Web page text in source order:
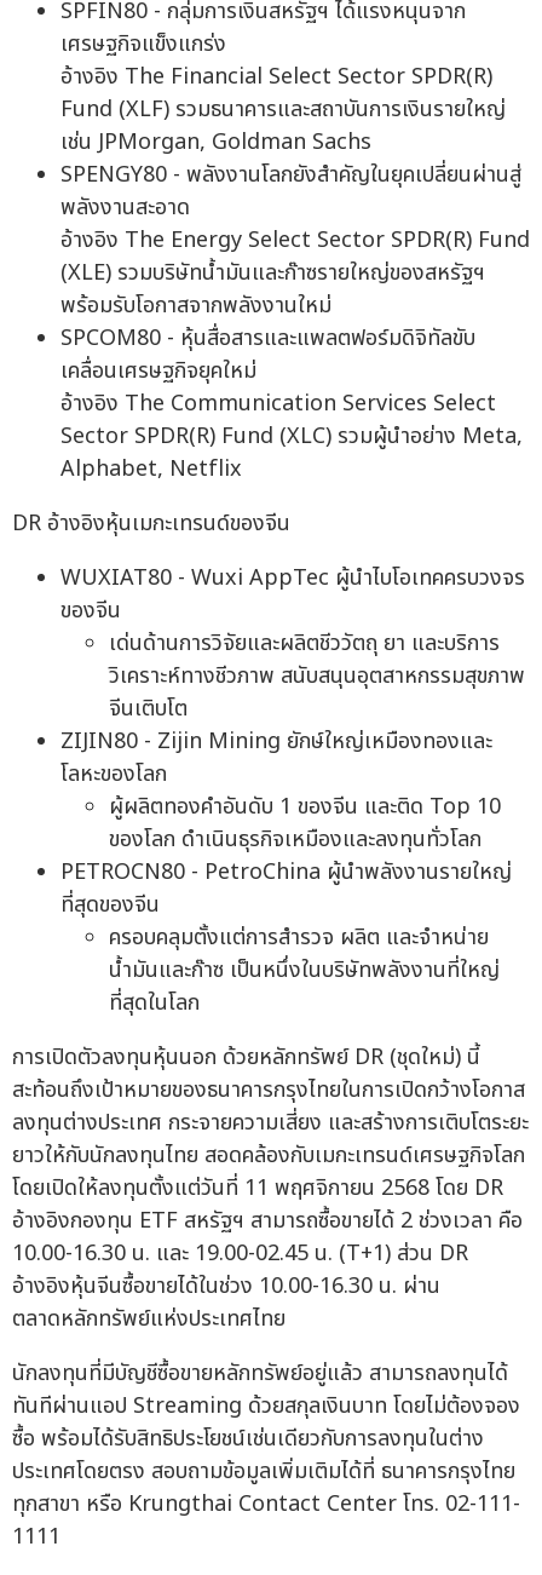
SPFIN80 - กลุ่มการเงินสหรัฐฯ ได้แรงหนุนจาก
เศรษฐกิจแข็งแกร่ง
อ้างอิง The Financial Select Sector SPDR(R)
Fund (XLF) รวมธนาคารและสถาบันการเงินรายใหญ่
เช่น JPMorgan, Goldman Sachs
SPENGY80 - พลังงานโลกยังสำคัญในยุคเปลี่ยนผ่านสู่
พลังงานสะอาด
อ้างอิง The Energy Select Sector SPDR(R) Fund
(XLE) รวมบริษัทน้ำมันและก๊าซรายใหญ่ของสหรัฐฯ
พร้อมรับโอกาสจากพลังงานใหม่
SPCOM80 - หุ้นสื่อสารและแพลตฟอร์มดิจิทัลขับ
เคลื่อนเศรษฐกิจยุคใหม่
อ้างอิง The Communication Services Select
Sector SPDR(R) Fund (XLC) รวมผู้นำอย่าง Meta,
Alphabet, Netflix
DR อ้างอิงหุ้นเมกะเทรนด์ของจีน
WUXIAT80 - Wuxi AppTec ผู้นำไบโอเทคครบวงจร
ของจีน
เด่นด้านการวิจัยและผลิตชีววัตถุ ยา และบริการ
วิเคราะห์ทางชีวภาพ สนับสนุนอุตสาหกรรมสุขภาพ
จีนเติบโต
ZIJIN80 - Zijin Mining ยักษ์ใหญ่เหมืองทองและ
โลหะของโลก
ผู้ผลิตทองคำอันดับ 1 ของจีน และติด Top 10
ของโลก ดำเนินธุรกิจเหมืองและลงทุนทั่วโลก
PETROCN80 - PetroChina ผู้นำพลังงานรายใหญ่
ที่สุดของจีน
ครอบคลุมตั้งแต่การสำรวจ ผลิต และจำหน่าย
น้ำมันและก๊าซ เป็นหนึ่งในบริษัทพลังงานที่ใหญ่
ที่สุดในโลก
การเปิดตัวลงทุนหุ้นนอก ด้วยหลักทรัพย์ DR (ชุดใหม่) นี้
สะท้อนถึงเป้าหมายของธนาคารกรุงไทยในการเปิดกว้างโอกาส
ลงทุนต่างประเทศ กระจายความเสี่ยง และสร้างการเติบโตระยะ
ยาวให้กับนักลงทุนไทย สอดคล้องกับเมกะเทรนด์เศรษฐกิจโลก
โดยเปิดให้ลงทุนตั้งแต่วันที่ 11 พฤศจิกายน 2568 โดย DR
อ้างอิงกองทุน ETF สหรัฐฯ สามารถซื้อขายได้ 2 ช่วงเวลา คือ
10.00-16.30 น. และ 19.00-02.45 น. (T+1) ส่วน DR
อ้างอิงหุ้นจีนซื้อขายได้ในช่วง 10.00-16.30 น. ผ่าน
ตลาดหลักทรัพย์แห่งประเทศไทย
นักลงทุนที่มีบัญชีซื้อขายหลักทรัพย์อยู่แล้ว สามารถลงทุนได้
ทันทีผ่านแอป Streaming ด้วยสกุลเงินบาท โดยไม่ต้องจอง
ซื้อ พร้อมได้รับสิทธิประโยชน์เช่นเดียวกับการลงทุนในต่าง
ประเทศโดยตรง สอบถามข้อมูลเพิ่มเติมได้ที่ ธนาคารกรุงไทย
ทุกสาขา หรือ Krungthai Contact Center โทร. 02-111-
1111